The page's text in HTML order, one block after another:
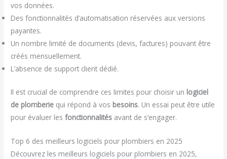
vos données.
Des fonctionnalités d’automatisation réservées aux versions
payantes.
Un nombre limité de documents (devis, factures) pouvant être
créés mensuellement.
L’absence de support client dédié.
Il est crucial de comprendre ces limites pour choisir un logiciel
de plomberie qui répond à vos besoins. Un essai peut être utile
pour évaluer lesfonctionnalités avant de s’engager.
Top 6 des meilleurs logiciels pour plombiers en 2025
Découvrez les meilleurs logiciels pour plombiers en 2025,